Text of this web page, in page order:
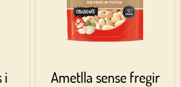
i
Ametlla sense fregir
Encara no estàs inscrit al